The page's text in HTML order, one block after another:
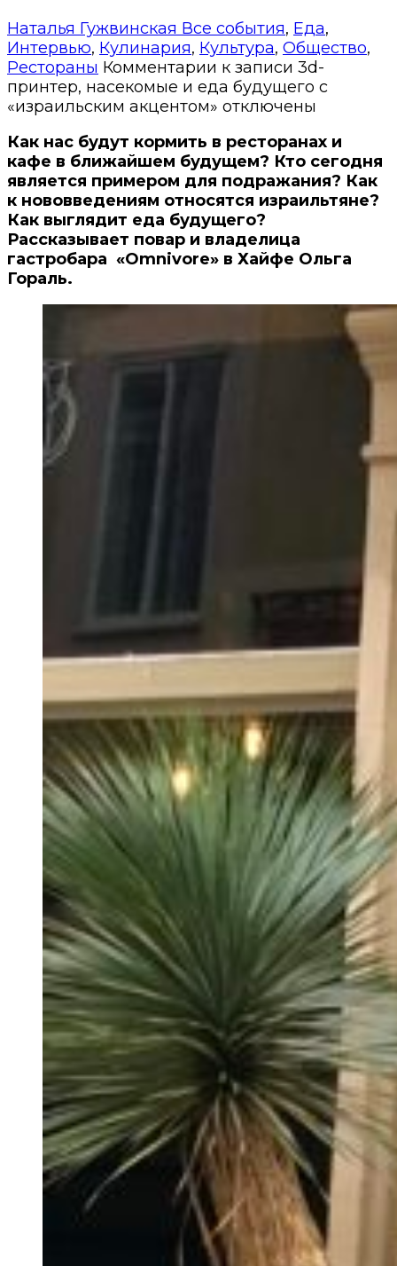
Наталья Гужвинская Все события, Еда,
Интервью, Кулинария, Культура, Общество,
Рестораны Комментарии к записи 3d-
принтер, насекомые и еда будущего с
«израильским акцентом» отключены
Как нас будут кормить в ресторанах и
кафе в ближайшем будущем? Кто сегодня
является примером для подражания? Как
к нововведениям относятся израильтяне?
Как выглядит еда будущего?
Рассказывает повар и владелица
гастробара «Omnivore» в Хайфе Ольга
Гораль.